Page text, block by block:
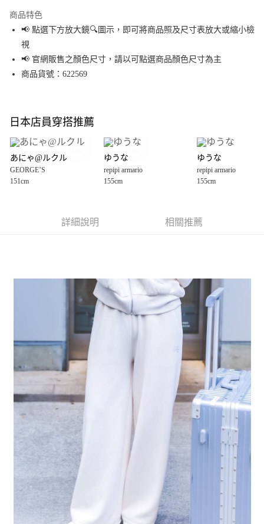
Apple Pay
街口支付
悠遊付
全盈+PAY
大哥付你分期
【大哥付你分期使用說明】
1.本服務由台灣大哥大提供，台灣大哥大用戶可立即使用無須另外申請。
2.付款方式選擇「大哥付你分期」，訂單成立後會自動跳轉到大哥付的交易
3.實際核准額度、可分期數及費用金額請依後續交易確認頁面所載為準。
4.訂單成立30分鐘內，如未前往確認交易或遇審核未通過，訂單將自動取
醒簡訊。
2.透過簡訊連結打開帳單後，可選擇「超商條碼／台灣大直營門市／銀行轉
帳／街口支付／iPASS MONEY」等通路繳費。
1.本服務係由「台灣大哥大股份有限公司」（以下簡稱本公司）所提供，讓
用戶於交易時，得透過本服務購買商品或服務，並由商店將買賣／分期付款
買賣價金債權讓與本公司後，依約使用本公司帳單繳交帳款。
2.基於同意付款使用「大哥付你分期」之契約關係目的，商店將以您的個人
資料（包含姓名、電話或地址）提供予台灣大哥大進項蒐集、處理及利用，
由本公司與您本人進行分期帳單所需資料之確認、核對及更正。
3.完整用戶服務條款，請詳閱以下連結：
https://oppay.tw/userRule
AFTEE先享後付
１．於結帳方式選擇「AFTEE先享後付」後，將跳轉至「AFTEE先享後付」
結帳頁面，進行簡訊認證並確認金額後，即可完成結帳。
２．訂單成立數日內，您將收到繳費通知簡訊。
３．收到繳費通知簡訊後14天內，點擊此簡訊中的連結，可透過四大超商／
ATM／網路銀行／等多元方式進行付款，方視為交易完成。
※ 請注意：結帳手續完成當下不需立刻繳費，但若您需要取消訂單，請聯絡
購買商品的店家。未經商家同意取消之訂單仍視為有效，需透過AFTEE先享
後付繳納相關費用。
※ 交易是否成功請以「AFTEE先享後付 」之結帳頁面顯示為準，若有關於
是否繳費成功／繳費後需取消欲退款等相關疑問，請聯繫「AFTEE先享後付
客戶支援中心」
https://netprotections.freshdesk.com/support/home
【注意事項】
１．透過由恩沛科技股份有限公司提供之「AFTEE先享後付」服務完成之交
易，需依本服務之必要範圍內提供個人資料，並將交易相關給付款項請求債
權轉讓予恩沛科技股份有限公司。
２．關於個人資料處理事宜，請瀏覽以下網址：
https://aftee.tw/terms/#terms3
３．未成年的使用者請事先徵得法定代理人或監護人之同意方可使用
「AFTEE先享後付」，若未經同意申辦者引起之損失，本公司不負相關責
４．使用「AFTEE先享後付」時，將依據個別帳號之用戶狀況，依本公司即
時審查核予不同之上限額度；若仍有額度不足之情形，本公司將視審查結果
請求用戶進行身份認證。
每筆NT$80，滿NT$888(含以上)免運費
每筆NT$80，滿NT$1,500(含以上)免運費
付款後 7-11取貨
每筆NT$80，滿NT$1,500(含以上)免運費
每筆NT$80，滿NT$1,500(含以上)免運費
商品特色
📢 點選下方放大鏡🔍圖示，即可將商品照及尺寸表放大或縮小檢
視
📢 官網販售之顏色尺寸，請以可點選商品顏色尺寸為主
商品貨號：622569
日本店員穿搭推薦
あにゃ@ルクル
GEORGE’S
151cm
ゆうな
repipi armario
155cm
ゆうな
repipi armario
155cm
詳細說明 相關推薦